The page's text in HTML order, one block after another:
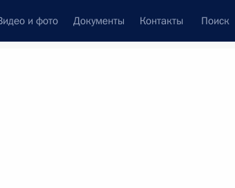
и фото Документы Контакты Поиск